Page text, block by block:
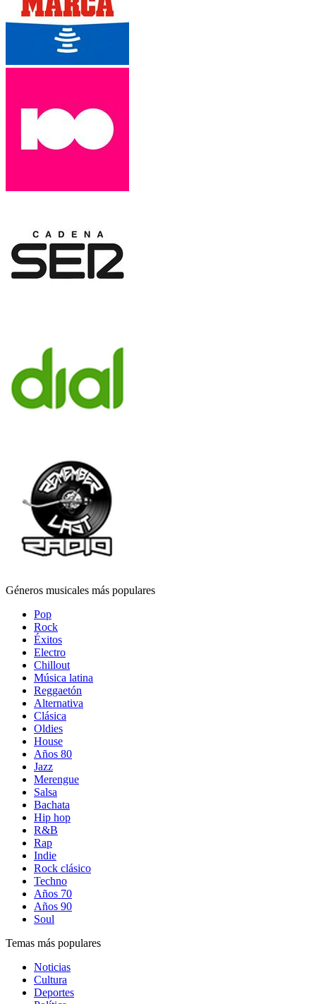
Géneros musicales más populares
Pop
Rock
Éxitos
Electro
Chillout
Música latina
Reggaetón
Alternativa
Clásica
Oldies
House
Años 80
Jazz
Merengue
Salsa
Bachata
Hip hop
R&B
Rap
Indie
Rock clásico
Techno
Años 70
Años 90
Soul
Temas más populares
Noticias
Cultura
Deportes